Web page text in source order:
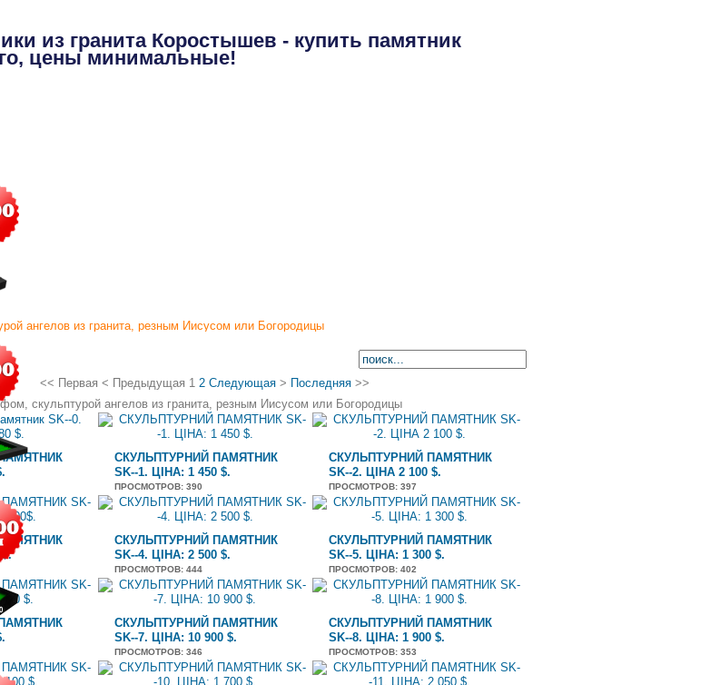
из гранита Коростышев - купить памятник
цены минимальные!
ангелов из гранита, резным Иисусом или Богородицы
<< Первая < Предыдущая 1 2 Следующая> Последняя>>
скульптурой ангелов из гранита, резным Иисусом или Богородицы
СКУЛЬПТУРНИЙ ПАМЯТНИК
SK--1. ЦІНА: 1 450 $.
ПРОСМОТРОВ: 390
СКУЛЬПТУРНИЙ ПАМЯТНИК
SK--2. ЦІНА 2 100 $.
ПРОСМОТРОВ: 397
СКУЛЬПТУРНИЙ ПАМЯТНИК
SK--4. ЦІНА: 2 500 $.
ПРОСМОТРОВ: 444
СКУЛЬПТУРНИЙ ПАМЯТНИК
SK--5. ЦІНА: 1 300 $.
ПРОСМОТРОВ: 402
СКУЛЬПТУРНИЙ ПАМЯТНИК
SK--7. ЦІНА: 10 900 $.
ПРОСМОТРОВ: 346
СКУЛЬПТУРНИЙ ПАМЯТНИК
SK--8. ЦІНА: 1 900 $.
ПРОСМОТРОВ: 353